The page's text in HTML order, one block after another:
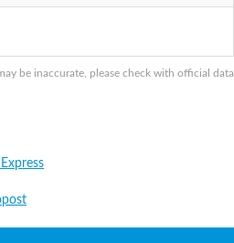
be inaccurate, please check with official data